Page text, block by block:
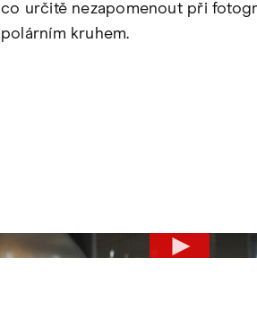
co určitě nezapomenout při
polárním kruhem.